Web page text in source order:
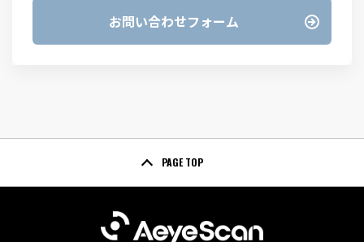
お問い合わせフォーム
PAGE TOP